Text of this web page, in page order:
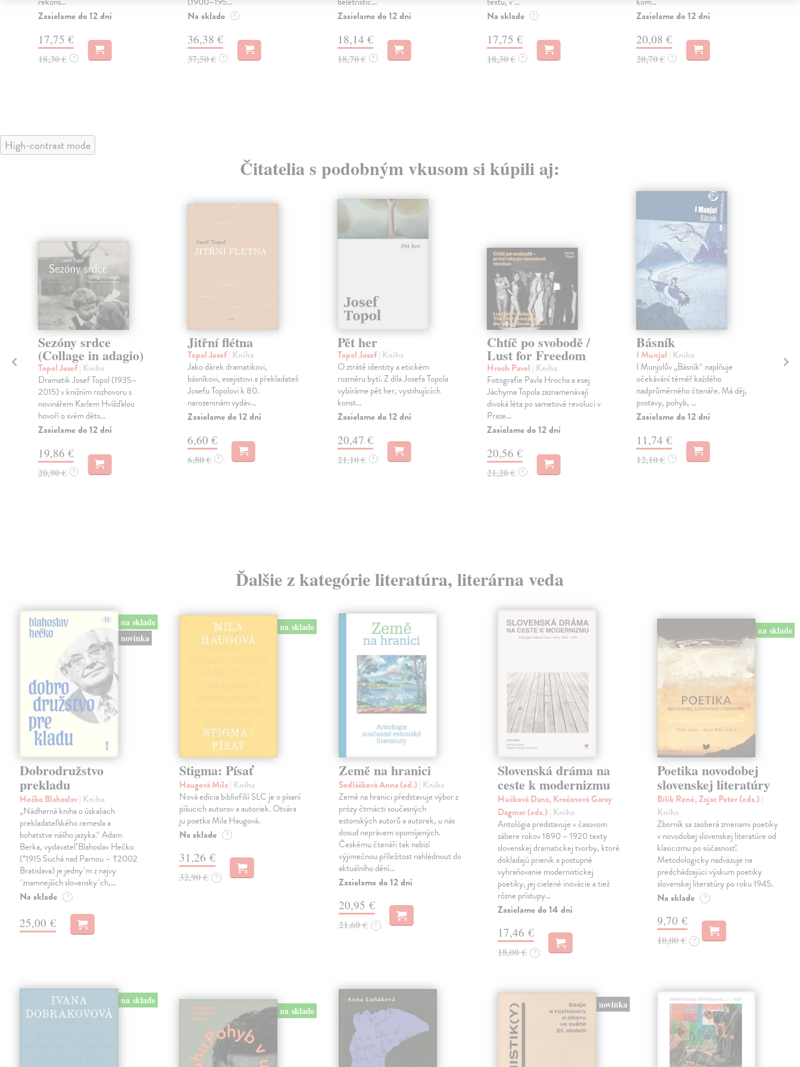
Zasielame do 12 dní
17,75 €
18,30 € ?
Na sklade ?
36,38 €
37,50 € ?
Zasielame do 12 dní
18,14 €
18,70 € ?
Na sklade ?
17,75 €
18,30 € ?
Zasielame do 12 dní
20,08 €
20,70 € ?
High-contrast mode
Čitatelia s podobným vkusom si kúpili aj:
Sezóny srdce
(Collage in adagio)
Topol Josef| Kniha
Dramatik Josef Topol (1935–
2015) v knižním rozhovoru s
novinářem Karlem Hvížďalou
hovoří o svém děts...
Zasielame do 12 dní
19,86 €
20,90 € ?
Jitřní flétna
Topol Josef| Kniha
Jako dárek dramatikovi,
básníkovi, esejistovi a překladateli
Josefu Topolovi k 80.
narozeninám vydáv...
Zasielame do 12 dní
6,60 €
6,80 € ?
Pět her
Topol Josef| Kniha
O ztrátě identity a etickém
rozměru bytí. Z díla Josefa Topola
vybíráme pět her, vystihujících
konst...
Zasielame do 12 dní
20,47 €
21,10 € ?
Chtíč po svobodě /
Lust for Freedom
Hroch Pavel | Kniha
Fotografie Pavla Hrocha a esej
Jáchyma Topola zaznamenávají
divoká léta po sametové revoluci v
Praze...
Zasielame do 12 dní
20,56 €
21,20 € ?
Básník
I Munjol | Kniha
I Munjolův „Básník“ naplňuje
očekávání téměř každého
nadprůměrného čtenáře. Má děj,
postavy, pohyb, ...
Zasielame do 12 dní
11,74 €
12,10 € ?
Ďalšie z kategórie literatúra, literárna veda
na sklade
novinka
Dobrodružstvo
prekladu
Hečko Blahoslav| Kniha
„Nádherná kniha o úskaliach
prekladateľského remesla a
bohatstve nášho jazyka.“ Adam
Berka, vydavateľ Blahoslav Hečko
(*1915 Suchá nad Parnou – †2002
Bratislava) je jedny´m z najvy
´znamnejších slovensky´ch,…
Na sklade ?
25,00 €
na sklade
Stigma: Písať
Haugová Mila| Kniha
Nová edícia bibliofílií SLC je o písaní
píšucich autorov a autoriek. Otvára
ju poetka Mila Haugová.
Na sklade ?
31,26 €
32,90 € ?
Země na hranici
Sedláčková Anna (ed.)| Kniha
Země na hranici představuje výbor z
prózy čtrnácti současných
estonských autorů a autorek, u nás
dosud neprávem opomíjených.
Českému čtenáři tak nabízí
výjimečnou příležitost nahlédnout do
aktuálního dění…
Zasielame do 12 dní
20,95 €
21,60 € ?
Slovenská dráma na
ceste k modernizmu
Hučková Dana, Kročanová Garay
Dagmar (eds.)| Kniha
Antológia predstavuje v časovom
zábere rokov 1890 – 1920 texty
slovenskej dramatickej tvorby, ktoré
dokladajú prienik a postupné
vyhraňovanie modernistickej
poetiky, jej cielené inovácie a tiež
rôzne prístupy…
Zasielame do 14 dní
17,46 €
18,00 € ?
na sklade
Poetika novodobej
slovenskej literatúry
Bílik René, Zajac Peter (eds.)|
Kniha
Zborník sa zaoberá zmenami poetiky
v novodobej slovenskej literatúre od
klasicizmu po súčasnosť.
Metodologicky nadväzuje na
predchádzajúci výskum poetiky
slovenskej literatúry po roku 1945.
Na sklade ?
9,70 €
10,00 € ?
na sklade
na sklade
novinka